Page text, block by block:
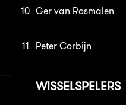
10 Ger van Rosmalen
11 Peter Corbijn
WISSELSPELERS